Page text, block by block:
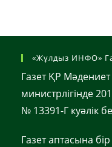
«Жұлдыз ИНФО»
Газет ҚР
министрлігінде
№ 13391-Г куәлік
Газет аптасына